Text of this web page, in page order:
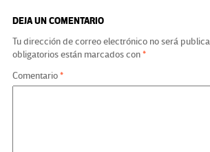
DEJA UN COMENTARIO
Tu dirección de correo electrónico no será
obligatorios están marcados con*
Comentario*